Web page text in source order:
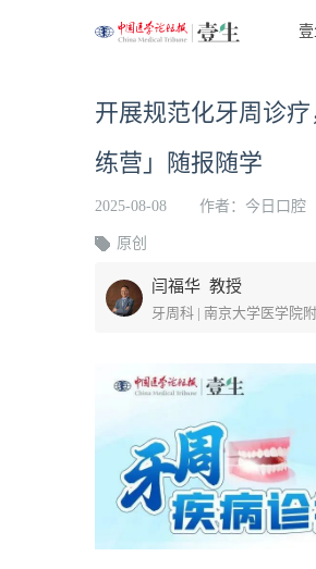
开展规范化牙周诊
练营」随报随学
2025-08-08 作者：今日口腔
原创
闫福华 教授
牙周科 | 南京大学医学院